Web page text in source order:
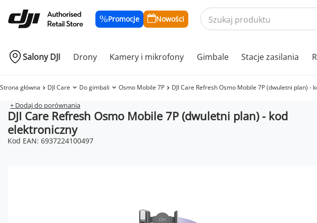
Promocje Nowości
Salony DJI Drony Kamery i mikrofony Gimbale Stacje zasilania
Strona główna DJI Care Do gimbali Osmo Mobile 7P DJI Care Refresh Osmo Mobile 7P (dwuletni plan) -
+ Dodaj do porównania
DJI Care Refresh Osmo Mobile 7P (dwuletni plan) - kod
elektroniczny
Kod EAN: 6937224100497